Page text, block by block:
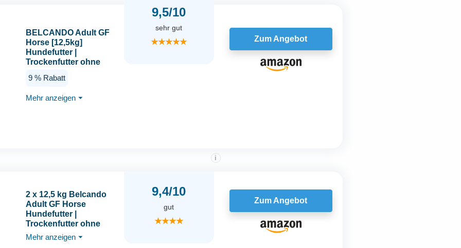
BELCANDO Adult GF
Horse [12,5kg]
Hundefutter |
Trockenfutter ohne
Alleinfuttermittel für
Aller Rassen ab 1 Jahr
9 % Rabatt
Mehr anzeigen ⏷
9,5/10
sehr gut
★★★★★ Zum Angebot
2 x 12,5 kg Belcando
Adult GF Horse
Hundefutter |
Trockenfutter ohne
Getreide mit Pferd |
Alleinfuttermittel für
Mehr anzeigen ⏷
9,4/10
i
gut
★★★★
Zum Angebot